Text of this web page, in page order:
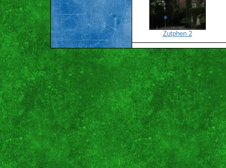
Zutphen 2